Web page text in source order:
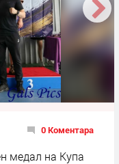
0 Коментара
медал на Купа